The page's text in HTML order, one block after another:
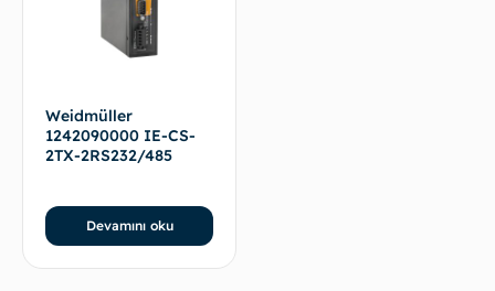
Weidmüller
1242090000 IE-CS-
2TX-2RS232/485
Devamını oku